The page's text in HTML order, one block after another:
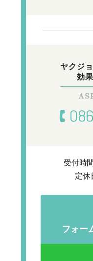
ヤクジ
効
受付時
定休
フォー